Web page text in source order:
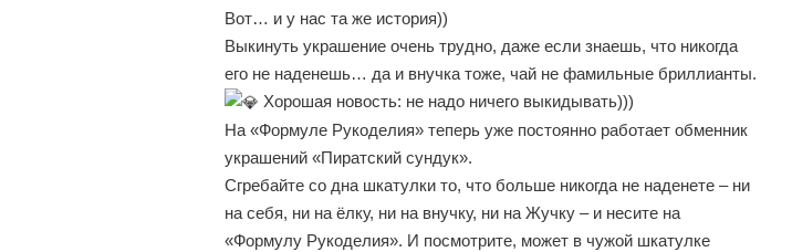
Вот… и у нас та же история))
Выкинуть украшение очень трудно, даже если знаешь, что никогда
его не наденешь… да и внучка тоже, чай не фамильные бриллианты.
Хорошая новость: не надо ничего выкидывать)))
На «Формуле Рукоделия» теперь уже постоянно работает обменник
украшений «Пиратский сундук».
Сгребайте со дна шкатулки то, что больше никогда не наденете – ни
на себя, ни на ёлку, ни на внучку, ни на Жучку – и несите на
«Формулу Рукоделия». И посмотрите, может в чужой шкатулке